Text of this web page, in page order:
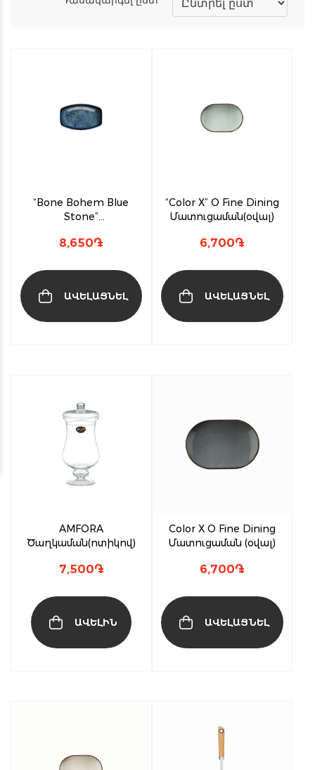
“Bone Bohem Blue
Stone”
8,650֏
ԱՎԵԼԱՑՆԵԼ
“Color X” O Fine Dining
Մատուցաման(օվալ)
6,700֏
ԱՎԵԼԱՑՆԵԼ
AMFORA
Ծաղկաման(ոտիկով)
7,500֏
ԱՎԵԼԻՆ
Color X O Fine Dining
Մատուցաման (օվալ)
6,700֏
ԱՎԵԼԱՑՆԵԼ